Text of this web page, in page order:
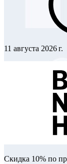
11 августа 2026 г.
Скидка 10% по